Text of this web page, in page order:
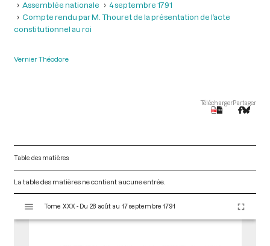
Assemblée nationale
4 septembre 1791
Compte rendu par M. Thouret de la présentation de l’acte
constitutionnel au roi
Vernier Théodore
TéléchargerPartager
Table des matières
La table des matières ne contient aucune entrée.
s
Tome XXX - Du 28 août au 17 septembre 1791